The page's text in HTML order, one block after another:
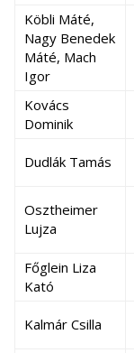
Köbli Máté,
Nagy Benedek
Máté, Mach
Igor
Kovács
Dominik
Dudlák Tamás
Osztheimer
Lujza
Főglein Liza
Kató
Kalmár Csilla